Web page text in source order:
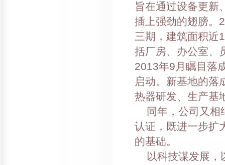
旨在通过设备更新
插上强劲的翅膀。
三期，建筑面积近
括厂房、办公室、
2013年9月瞩目落
启动。新基地的落
热器研发、生产基
同年，公司又相
认证，既进一步扩
的基础。
以科技谋发展，